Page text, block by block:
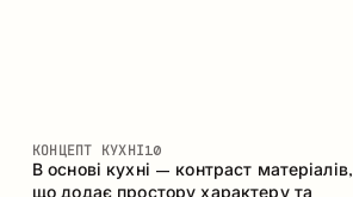
КОНЦЕПТ КУХНІ10
В основі кухні – контраст матеріалів,
що додає простору характеру та